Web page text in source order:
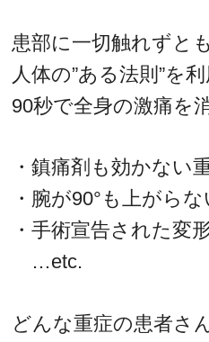
患部に一切触れずとも
人体の”ある法則”を
90秒で全身の激痛を
・鎮痛剤も効かない
・腕が90°も上がら
・手術宣告された変
…etc.
どんな重症の患者さ